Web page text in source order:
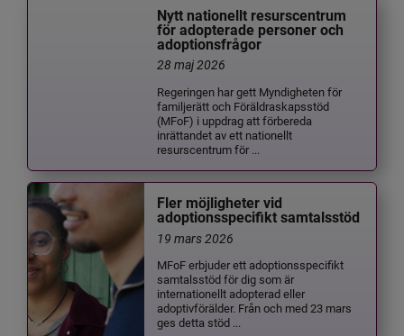
Nytt nationellt resurscentrum
för adopterade personer och
adoptionsfrågor
28 maj 2026
Regeringen har gett Myndigheten för
familjerätt och Föräldraskapsstöd
(MFoF) i uppdrag att förbereda
inrättandet av ett nationellt
resurscentrum för ...
Fler möjligheter vid
adoptionsspecifikt samtalsstöd
19 mars 2026
MFoF erbjuder ett adoptionsspecifikt
samtalsstöd för dig som är
internationellt adopterad eller
adoptivförälder. Från och med 23 mars
ges detta stöd ...